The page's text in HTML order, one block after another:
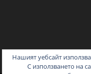
Нашият уебсайт
С използването на